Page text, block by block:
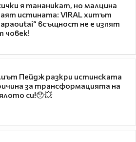
я тананикат, но малцина
истината: VIRAL хитът
всъщност не е изпят
човек!
Пейдж разкри истинската
за трансформацията на
си!😯💥